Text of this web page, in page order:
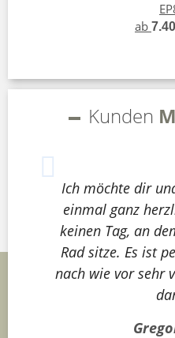
ab
Kunden
Ich möchte dir
einmal ganz
keinen Tag, an
Rad sitze. Es ist
nach wie vor sehr